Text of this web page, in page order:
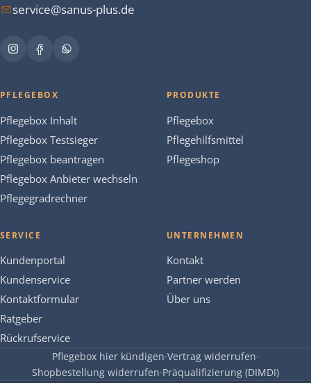
service@sanus-plus.de
PFLEGEBOX
Pflegebox Inhalt
Pflegebox Testsieger
Pflegebox beantragen
Pflegebox Anbieter wechseln
Pflegegradrechner
PRODUKTE
Pflegebox
Pflegehilfsmittel
Pflegeshop
SERVICE
Kundenportal
Kundenservice
Kontaktformular
Ratgeber
Rückrufservice
UNTERNEHMEN
Kontakt
Partner werden
Über uns
Pflegebox hier kündigen·Vertrag widerrufen·
Shopbestellung widerrufen·Präqualifizierung (DIMDI)